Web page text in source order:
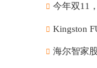
今年双11
Kingston
海尔智家